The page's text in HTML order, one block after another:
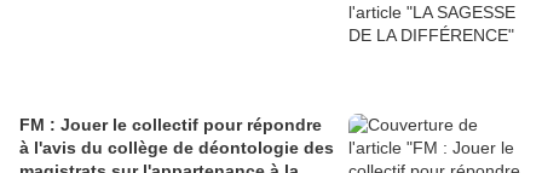
FM : Jouer le collectif pour répondre
à l'avis du collège de déontologie des